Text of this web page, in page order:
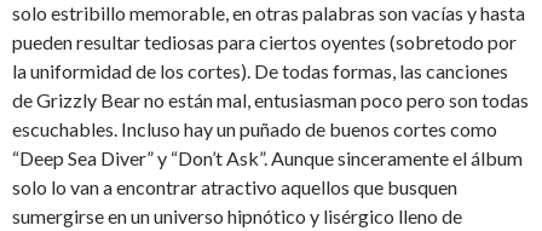
solo estribillo memorable, en otras palabras son vacías y hasta
pueden resultar tediosas para ciertos oyentes (sobretodo por
la uniformidad de los cortes). De todas formas, las canciones
de Grizzly Bear no están mal, entusiasman poco pero son todas
escuchables. Incluso hay un puñado de buenos cortes como
“Deep Sea Diver” y “Don’t Ask”. Aunque sinceramente el álbum
solo lo van a encontrar atractivo aquellos que busquen
sumergirse en un universo hipnótico y lisérgico lleno de